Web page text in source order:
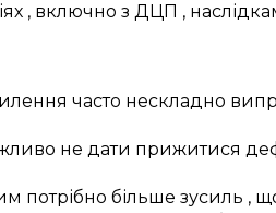
, включно з ДЦП ,
часто нескладно
не дати прижитися
потрібно більше зусиль ,